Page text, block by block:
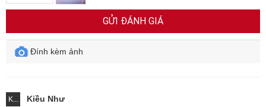
Ngoài ra, quý khách có thể đặt hàng theo yêu cầu, thiết kế 3D tinh
xảo, sắc nét và đầy cá tính.
thúy, Hoa Tai Peridot, Hoa Tai Emerald, Hoa Tai Đá Thạch Anh, Hoa
GỬI ĐÁNH GIÁ
Đính kèm ảnh
K... Kiều Như